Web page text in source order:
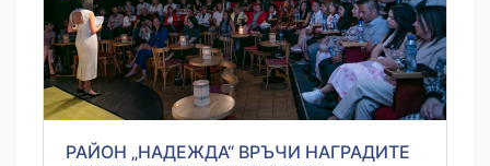
РАЙОН „НАДЕЖДА“ ВРЪЧИ НАГРАДИТЕ